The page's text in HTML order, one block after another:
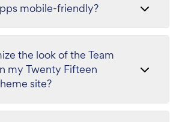
mobile-friendly?
the look of the Team
my Twenty Fifteen
site?